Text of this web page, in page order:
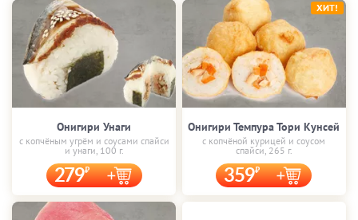
Онигири Унаги
с копчёным угрём и соусами спайси
и унаги, 100 г.
279
Онигири Темпура Тори Кунсей
с копчёной курицей и соусом
спайси, 265 г.
359
ХИТ!